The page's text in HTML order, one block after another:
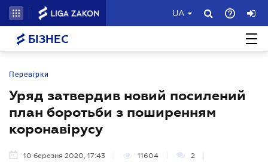
UA
БІЗНЕС
Перевірки
Уряд затвердив новий посилений
план боротьби з поширенням
коронавірусу
10 березня 2020, 17:43 11604 2